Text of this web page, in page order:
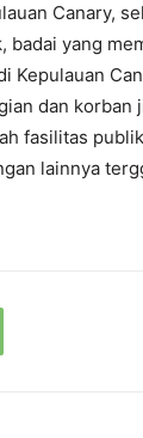
Canary,
yang
Kepulauan
dan korban
fasilitas
lainnya